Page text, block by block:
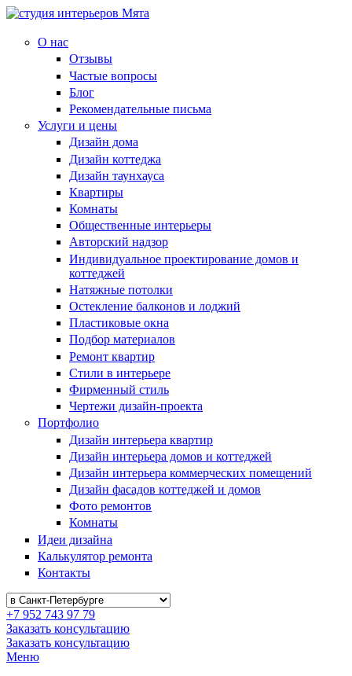
О нас
Отзывы
Частые вопросы
Блог
Рекомендательные письма
Услуги и цены
Дизайн дома
Дизайн коттеджа
Дизайн таунхауса
Квартиры
Комнаты
Общественные интерьеры
Авторский надзор
Индивидуальное проектирование домов и
коттеджей
Натяжные потолки
Остекление балконов и лоджий
Пластиковые окна
Подбор материалов
Ремонт квартир
Стили в интерьере
Фирменный стиль
Чертежи дизайн-проекта
Портфолио
Дизайн интерьера квартир
Дизайн интерьера домов и коттеджей
Дизайн интерьера коммерческих помещений
Дизайн фасадов коттеджей и домов
Фото ремонтов
Комнаты
Идеи дизайна
Калькулятор ремонта
Контакты
+7 952 743 97 79
Заказать консультацию
Заказать консультацию
Меню